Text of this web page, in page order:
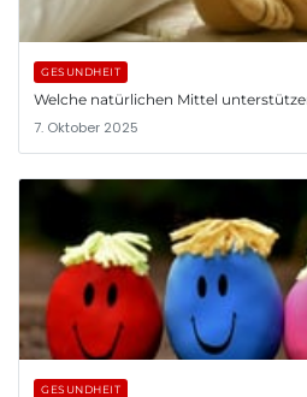
GESUNDHEIT
Welche natürlichen Mittel
7. Oktober 2025
GESUNDHEIT